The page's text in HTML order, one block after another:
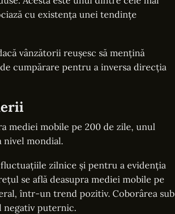
cu existența unei tendințe
vânzătorii reușesc să mențină
cumpărare pentru a inversa direcția
mediei mobile pe 200 de zile, unul
mondial.
zilnice și pentru a evidenția
se află deasupra mediei mobile pe
într-un trend pozitiv. Coborârea sub
negativ puternic.